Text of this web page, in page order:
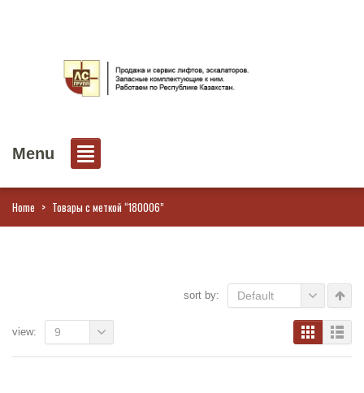
Menu
Home > Товары с меткой “180006”
sort by: Default
view: 9